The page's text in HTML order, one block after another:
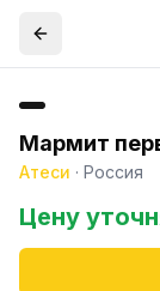
Мармит
Атеси · Россия
Цену